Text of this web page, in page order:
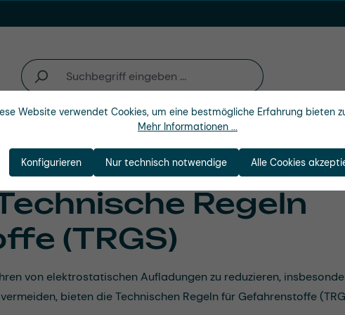
Regeln
(TRGS)
von elektrostatischen Aufladungen zu reduzieren,
bieten die Technischen Regeln für Gefahrenstoffe
Website verwendet Cookies, um eine bestmögliche Erfahrung bieten
Mehr Informationen ...
Nur technisch notwendige
Konfigurieren Alle Cookies